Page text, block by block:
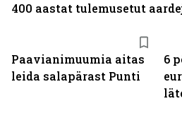
Paavianimuumia aitas
leida salapärast Punti
6
400 aastat tulemusetut